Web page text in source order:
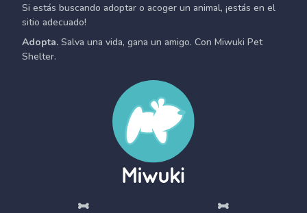
Si estás buscando adoptar o acoger un animal, ¡estás en el
sitio adecuado!
Adopta. Salva una vida, gana un amigo. Con Miwuki Pet
Shelter.